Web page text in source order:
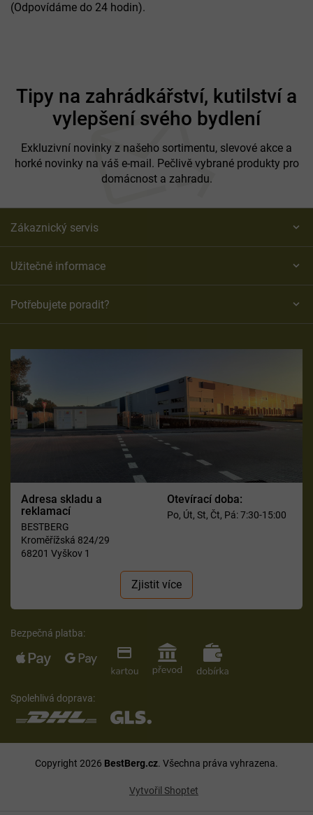
(Odpovídáme do 24 hodin).
Tipy na zahrádkářství, kutilství a
vylepšení svého bydlení
Exkluzivní novinky z našeho sortimentu, slevové akce a
horké novinky na váš e-mail. Pečlivě vybrané produkty pro
domácnost a zahradu.
Zákaznický servis
Užitečné informace
Potřebujete poradit?
Adresa skladu a
reklamací
BESTBERG
Kroměřížská 824/29
68201 Vyškov 1
Otevírací doba:
Po, Út, St, Čt, Pá: 7:30-15:00
Zjistit více
Bezpečná platba:
Spolehlivá doprava:
Vytvořil Shoptet
Copyright 2026 BestBerg.cz. Všechna práva vyhrazena.